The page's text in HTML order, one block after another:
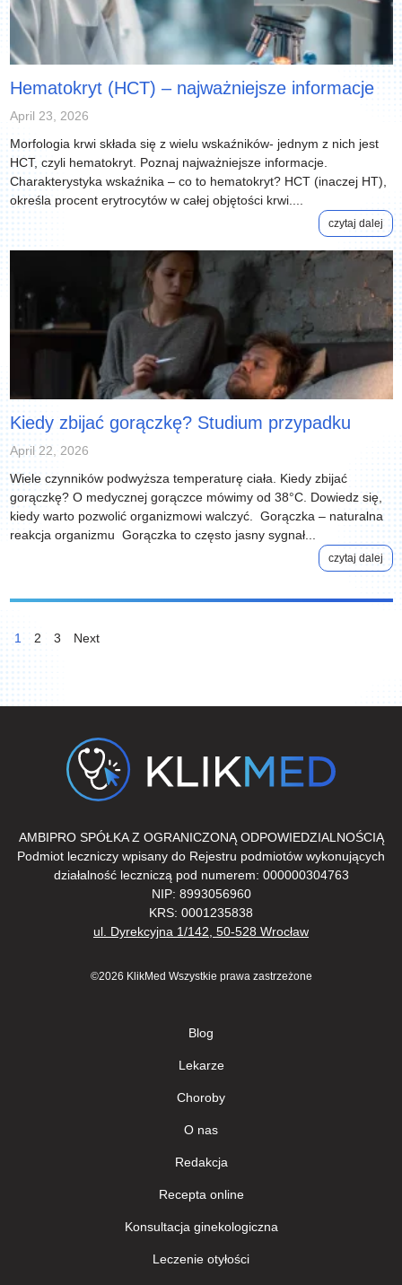
Hematokryt (HCT) – najważniejsze informacje
April 23, 2026
Morfologia krwi składa się z wielu wskaźników- jednym z nich jest
HCT, czyli hematokryt. Poznaj najważniejsze informacje.
Charakterystyka wskaźnika – co to hematokryt? HCT (inaczej HT),
określa procent erytrocytów w całej objętości krwi....
czytaj dalej
Kiedy zbijać gorączkę? Studium przypadku
April 22, 2026
Wiele czynników podwyższa temperaturę ciała. Kiedy zbijać
gorączkę? O medycznej gorączce mówimy od 38°C. Dowiedz się,
kiedy warto pozwolić organizmowi walczyć. Gorączka – naturalna
reakcja organizmu Gorączka to często jasny sygnał...
czytaj dalej
Posts
pagination
1 2 3 Next
AMBIPRO SPÓŁKA Z OGRANICZONĄ ODPOWIEDZIALNOŚCIĄ
Podmiot leczniczy wpisany do Rejestru podmiotów wykonujących
działalność leczniczą pod numerem: 000000304763
NIP: 8993056960
KRS: 0001235838
ul. Dyrekcyjna 1/142, 50-528 Wrocław
©2026 KlikMed Wszystkie prawa zastrzeżone
Blog
Lekarze
Сhoroby
О nas
Redakcja
Recepta online
Konsultacja ginekologiczna
Leczenie otyłości